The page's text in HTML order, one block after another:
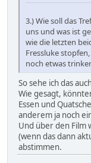
3.) Wie soll das
uns und was ist
wie die letzten
Fressluke
noch etwas
So sehe ich das
Wie gesagt,
Essen und
anderem ja noch
Und über den Film
(wenn das dann
abstimmen.